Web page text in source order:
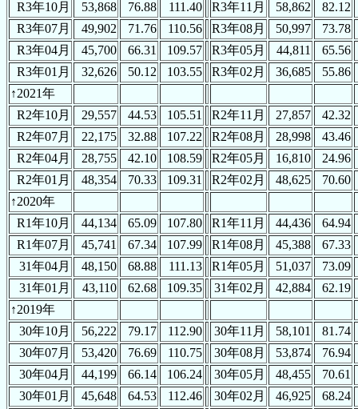
R3年10月 53,868 76.88 111.40 R3年11月 58,862
82.12
R3年07月
49,902 71.76 110.56 R3年08月 50,997
73.78
R3年04月
45,700 66.31 109.57 R3年05月 44,811
65.56
R3年01月
32,626 50.12 103.55 R3年02月 36,685
55.86
↑2021年
R2年10月
29,557 44.53 105.51 R2年11月 27,857
42.32
R2年07月
22,175 32.88 107.22 R2年08月 28,998
43.46
R2年04月
28,755 42.10 108.59 R2年05月 16,810
24.96
R2年01月
48,354 70.33 109.31 R2年02月 48,625
70.60
↑2020年
R1年10月
44,134 65.09 107.80 R1年11月 44,436
64.94
R1年07月
45,741 67.34 107.99 R1年08月 45,388
67.33
31年04月
48,150 68.88 111.13 R1年05月 51,037
73.09
31年01月
43,110 62.68 109.35 31年02月 42,884
62.19
↑2019年
30年10月
56,222 79.17 112.90 30年11月 58,101
81.74
30年07月
53,420 76.69 110.75 30年08月 53,874
76.94
30年04月
44,199 66.14 106.24 30年05月 48,455
70.61
30年01月
45,648 64.53 112.46 30年02月 46,925
68.24